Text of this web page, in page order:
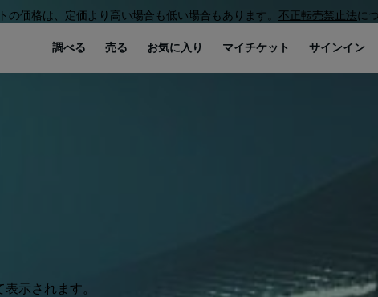
価格は、定価より高い場合も低い場合もあります。 不正転売禁止法に
調べる 売る お気に入り マイチケット サインイン
示されます。